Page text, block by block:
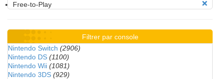
Free-to-Play
Filtrer par console
Nintendo Switch (2906)
Nintendo DS (1100)
Nintendo Wii (1081)
Nintendo 3DS (929)